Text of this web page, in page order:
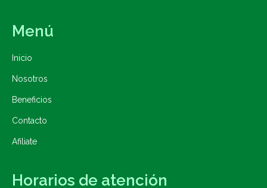
Menú
Inicio
Nosotros
Beneficios
Contacto
Afiliate
Horarios de atención